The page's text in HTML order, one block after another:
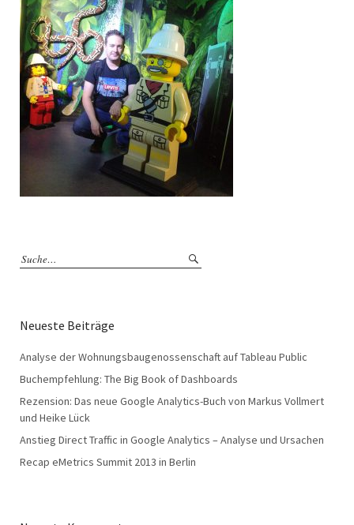
Neueste Beiträge
Analyse der Wohnungsbaugenossenschaft auf Tableau Public
Buchempfehlung: The Big Book of Dashboards
Rezension: Das neue Google Analytics-Buch von Markus Vollmert
und Heike Lück
Anstieg Direct Traffic in Google Analytics – Analyse und Ursachen
Recap eMetrics Summit 2013 in Berlin